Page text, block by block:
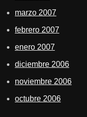
marzo 2007
febrero 2007
enero 2007
diciembre 2006
noviembre 2006
octubre 2006